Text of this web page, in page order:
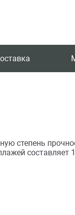
степень
составляет